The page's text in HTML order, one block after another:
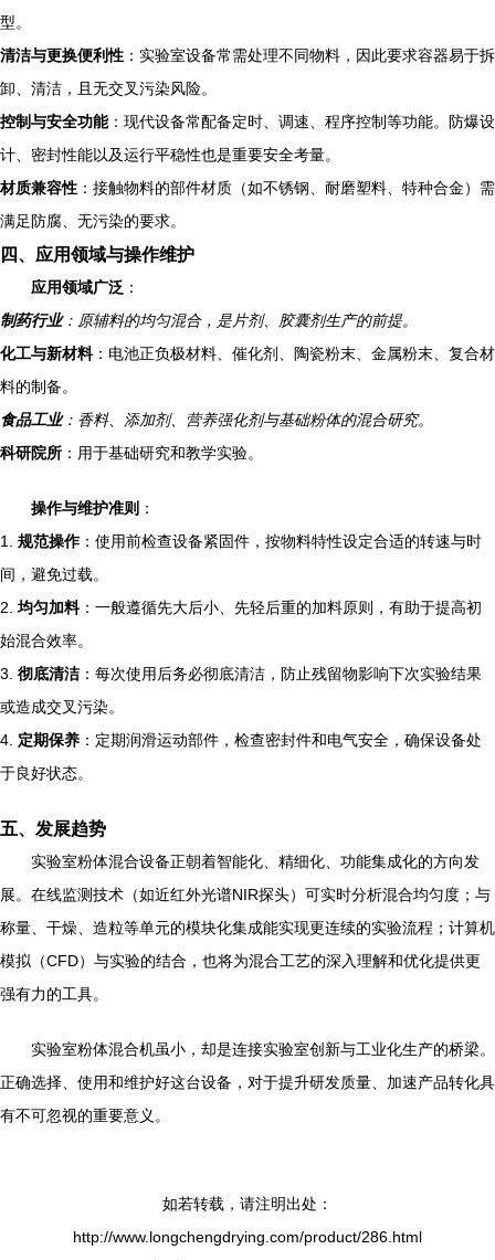
型。
清洁与更换便利性 ：实验室设备常需处理不同物料，因此要求容器易于拆
卸、清洁，且无交叉污染风险。
控制与安全功能：现代设备常配备定时、调速、程序控制等功能。防爆设
计、密封性能以及运行平稳性也是重要安全考量。
材质兼容性 ：接触物料的部件材质（如不锈钢、耐磨塑料、特种合金）需
满足防腐、无污染的要求。
四、应用领域与操作维护
应用领域广泛 ：
制药行业：原辅料的均匀混合，是片剂、胶囊剂生产的前提。
化工与新材料：电池正负极材料、催化剂、陶瓷粉末、金属粉末、复合材
料的制备。
食品工业：香料、添加剂、营养强化剂与基础粉体的混合研究。
科研院所 ：用于基础研究和教学实验。
操作与维护准则 ：
1. 规范操作：使用前检查设备紧固件，按物料特性设定合适的转速与时
间，避免过载。
2.均匀加料：一般遵循先大后小、先轻后重的加料原则，有助于提高初
始混合效率。
3. 彻底清洁 ：每次使用后务必彻底清洁，防止残留物影响下次实验结果
或造成交叉污染。
4. 定期保养 ：定期润滑运动部件，检查密封件和电气安全，确保设备处
于良好状态。
五、发展趋势
实验室粉体混合设备正朝着智能化、精细化、功能集成化的方向发
展。在线监测技术（如近红外光谱NIR探头）可实时分析混合均匀度；与
称量、干燥、造粒等单元的模块化集成能实现更连续的实验流程；计算机
模拟（CFD）与实验的结合，也将为混合工艺的深入理解和优化提供更
强有力的工具。
实验室粉体混合机虽小，却是连接实验室创新与工业化生产的桥梁。
正确选择、使用和维护好这台设备，对于提升研发质量、加速产品转化具
有不可忽视的重要意义。
如若转载，请注明出处：
http://www.longchengdrying.com/product/286.html